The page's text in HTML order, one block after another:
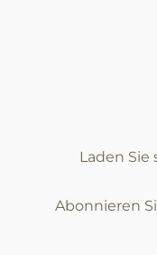
Laden Sie
Abonnieren